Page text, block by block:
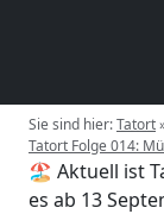
Sie sind hier:Tatort
Tatort Folge 014:
🏖️ Aktuell ist
es ab 13